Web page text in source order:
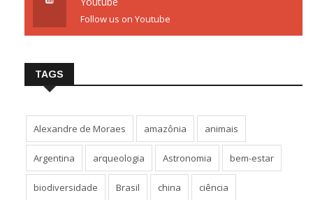
Follow us on Youtube
TAGS
Alexandre de Moraes amazônia animais
Argentina arqueologia Astronomia bem-estar
biodiversidade Brasil china ciência